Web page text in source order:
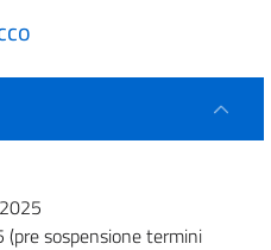
sospensione termini